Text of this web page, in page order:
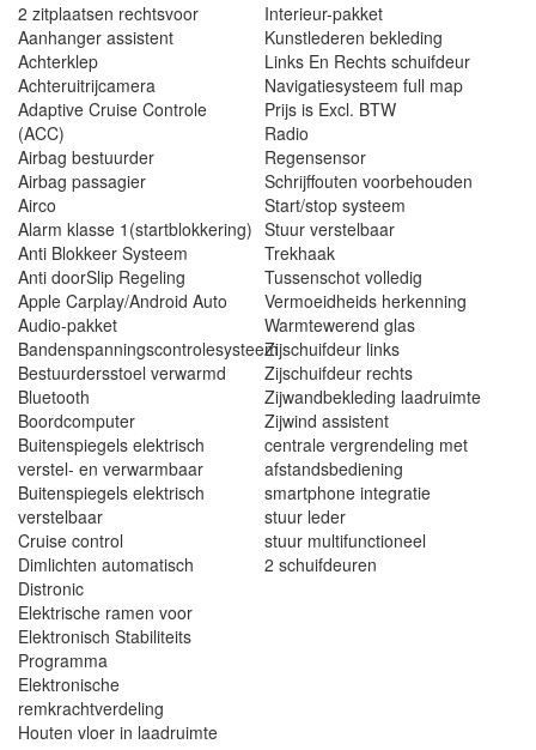
2 zitplaatsen rechtsvoor
Aanhanger assistent
Achterklep
Achteruitrijcamera
Adaptive Cruise Controle
(ACC)
Airbag bestuurder
Airbag passagier
Airco
Alarm klasse 1(startblokkering)
Anti Blokkeer Systeem
Anti doorSlip Regeling
Apple Carplay/Android Auto
Audio-pakket
Bandenspanningscontrolesysteem
Bestuurdersstoel verwarmd
Bluetooth
Boordcomputer
Buitenspiegels elektrisch
verstel- en verwarmbaar
Buitenspiegels elektrisch
verstelbaar
Cruise control
Dimlichten automatisch
Distronic
Elektrische ramen voor
Elektronisch Stabiliteits
Programma
Elektronische
remkrachtverdeling
Houten vloer in laadruimte
Interieur-pakket
Kunstlederen bekleding
Links En Rechts schuifdeur
Navigatiesysteem full map
Prijs is Excl. BTW
Radio
Regensensor
Schrijffouten voorbehouden
Start/stop systeem
Stuur verstelbaar
Trekhaak
Tussenschot volledig
Vermoeidheids herkenning
Warmtewerend glas
Zijschuifdeur links
Zijschuifdeur rechts
Zijwandbekleding laadruimte
Zijwind assistent
centrale vergrendeling met
afstandsbediening
smartphone integratie
stuur leder
stuur multifunctioneel
2 schuifdeuren